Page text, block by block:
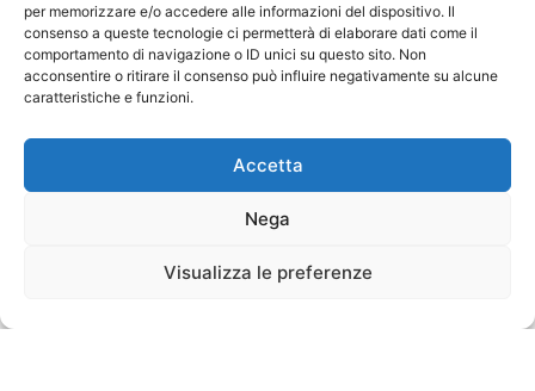
per memorizzare e/o accedere alle informazioni del dispositivo. Il
consenso a queste tecnologie ci permetterà di elaborare dati come il
comportamento di navigazione o ID unici su questo sito. Non
acconsentire o ritirare il consenso può influire negativamente su alcune
caratteristiche e funzioni.
Accetta
Nega
Visualizza le preferenze